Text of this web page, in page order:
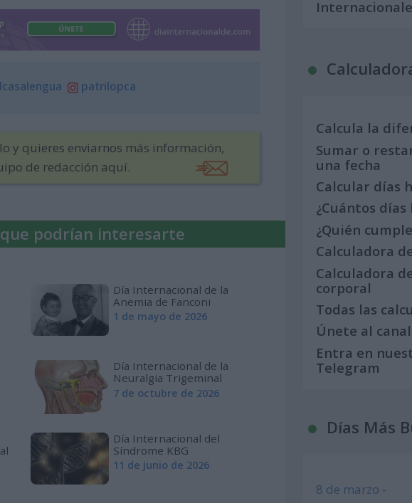
patrilopca
y quieres enviarnos más información,
de redacción aquí.
podrían interesarte
Día Internacional de la
Anemia de Fanconi
1 de mayo de 2026
Día Internacional de la
Neuralgia Trigeminal
7 de octubre de 2026
Día Internacional del
Síndrome KBG
11 de junio de 2026
Calcula la
Sumar o
una fecha
Calcular días
¿Cuántos días
¿Quién
Calculadora
Calculadora
corporal
Todas las
Únete al
Entra en
Telegram
Días Más
8 de marzo -